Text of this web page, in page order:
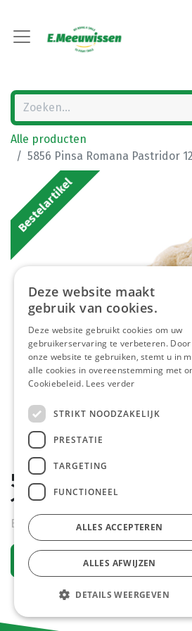
Alle producten
5856 Pinsa Romana Pastridor
Bestelartikel
5856 Pinsa
12 x 230 gr
Bestelartikel
Vraag een account aan
Deze website maakt
gebruik van cookies.
Deze website gebruikt cookies om uw
gebruikerservaring te verbeteren. Door
onze website te gebruiken, stemt u in
alle cookies in overeenstemming met
Cookiebeleid. Lees verder
STRIKT NOODZAKELIJK
PRESTATIE
TARGETING
FUNCTIONEEL
ALLES ACCEPTEREN
ALLES AFWIJZEN
DETAILS WEERGEVEN